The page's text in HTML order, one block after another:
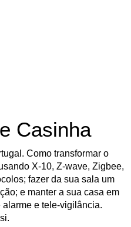
Casinha
Como transformar o
X-10, Z-wave, Zigbee,
fazer da sua sala um
e manter a sua casa em
e tele-vigilância.